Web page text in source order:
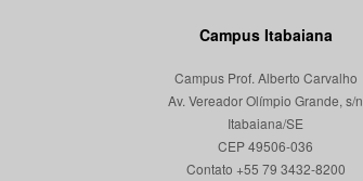
Campus Itabaiana
Campus Prof. Alberto Carvalho
Av. Vereador Olímpio Grande, s/n
Itabaiana/SE
CEP 49506-036